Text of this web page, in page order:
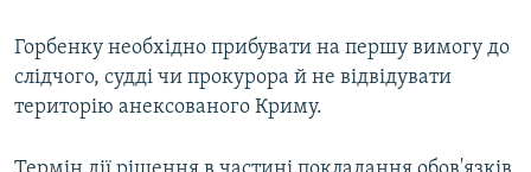
Горбенку необхідно прибувати на першу вимогу до
слідчого, судді чи прокурора й не відвідувати
територію анексованого Криму.